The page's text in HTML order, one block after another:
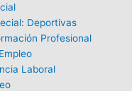
Deportivas
Profesional
Laboral